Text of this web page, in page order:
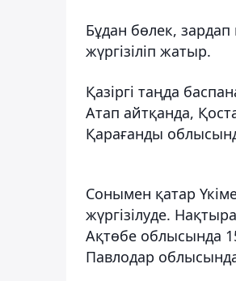
Бұдан бөлек,
жүргізіліп жатыр.
Қазіргі таңда
Атап айтқанда,
Қарағанды
Сонымен қатар
жүргізілуде.
Ақтөбе облысында
Павлодар